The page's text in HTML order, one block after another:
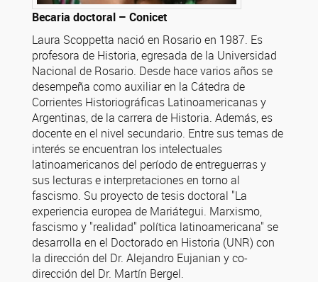
Becaria doctoral – Conicet
Laura Scoppetta nació en Rosario en 1987. Es
profesora de Historia, egresada de la Universidad
Nacional de Rosario. Desde hace varios años se
desempeña como auxiliar en la Cátedra de
Corrientes Historiográficas Latinoamericanas y
Argentinas, de la carrera de Historia. Además, es
docente en el nivel secundario. Entre sus temas de
interés se encuentran los intelectuales
latinoamericanos del período de entreguerras y
sus lecturas e interpretaciones en torno al
fascismo. Su proyecto de tesis doctoral "La
experiencia europea de Mariátegui. Marxismo,
fascismo y "realidad" política latinoamericana" se
desarrolla en el Doctorado en Historia (UNR) con
la dirección del Dr. Alejandro Eujanian y co-
dirección del Dr. Martín Bergel.